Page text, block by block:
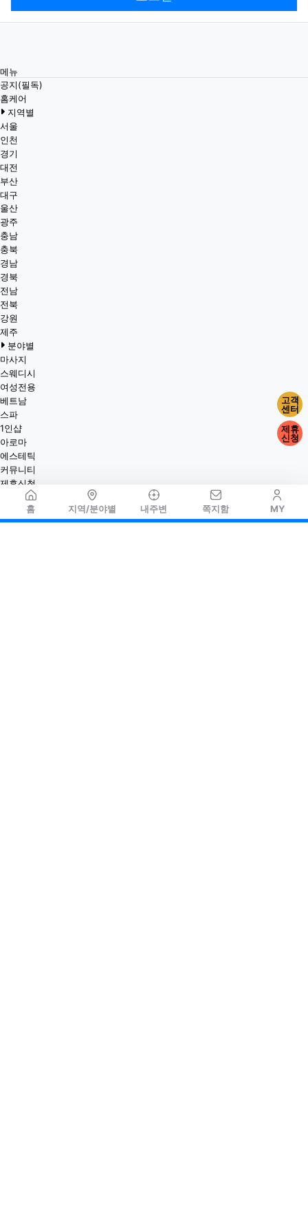
홈 지역/분야별 내주변 쪽지함 MY
메뉴
공지(필독)
홈케어
지역별
서울
인천
경기
대전
부산
대구
울산
광주
충남
충북
경남
경북
전남
전북
강원
제주
분야별
마사지
스웨디시
여성전용
베트남
스파
1인샵
아로마
에스테틱
커뮤니티
제휴신청
고객
센터
제휴
신청